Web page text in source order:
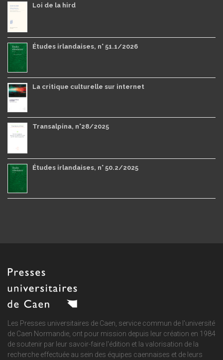
Loi de la hird
Études irlandaises, n° 51.1/2026
La critique culturelle sur internet
Transalpina, n°28/2025
Études irlandaises, n° 50.2/2025
Les Presses universitaires de Caen, service commun de l'université
de Caen Normandie , ont pour mission depuis leur création en 1984
de soutenir par leur savoir-faire l'édition et la valorisation de la
recherche effectuée au sein des équipes caennaises et de leurs